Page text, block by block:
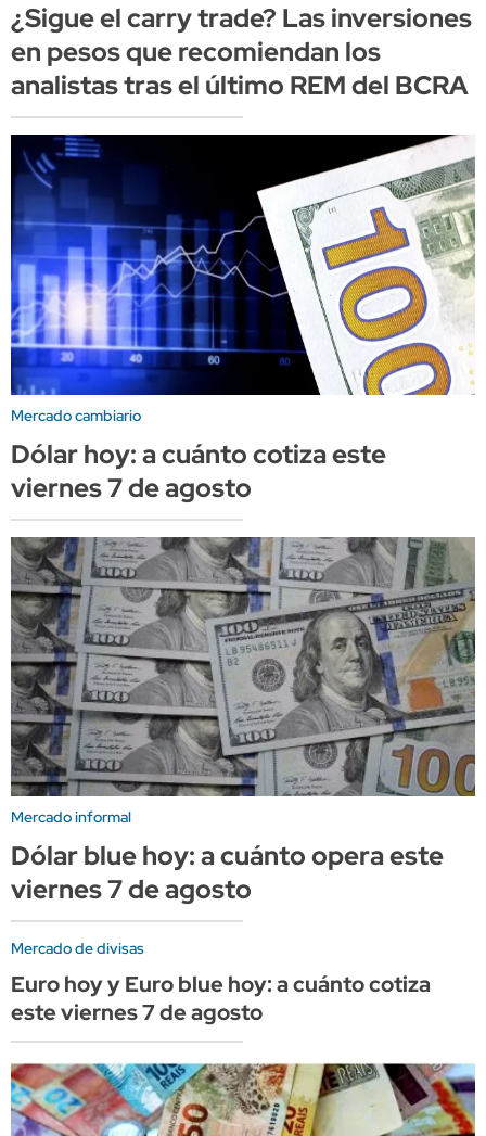
¿Sigue el carry trade? Las inversiones
en pesos que recomiendan los
analistas tras el último REM del BCRA
Mercado cambiario
Dólar hoy: a cuánto cotiza este
viernes 7 de agosto
Mercado informal
Dólar blue hoy: a cuánto opera este
viernes 7 de agosto
Mercado de divisas
Euro hoy y Euro blue hoy: a cuánto cotiza
este viernes 7 de agosto